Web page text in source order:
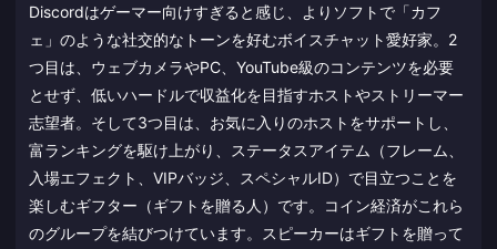
Discordはゲーマー向けすぎると感じ、よりソフトで「カフ
ェ」のような社交的なトーンを好むボイスチャット愛好家。2
つ目は、ウェブカメラやPC、YouTube級のコンテンツを必要
とせず、低いハードルで収益化を目指すホストやストリーマー
志望者。そして3つ目は、お気に入りのホストをサポートし、
富ランキングを駆け上がり、ステータスアイテム（フレーム、
入場エフェクト、VIPバッジ、スペシャルID）で目立つことを
楽しむギフター（ギフトを贈る人）です。コイン経済がこれら
のグループを結びつけています。スピーカーはギフトを贈って